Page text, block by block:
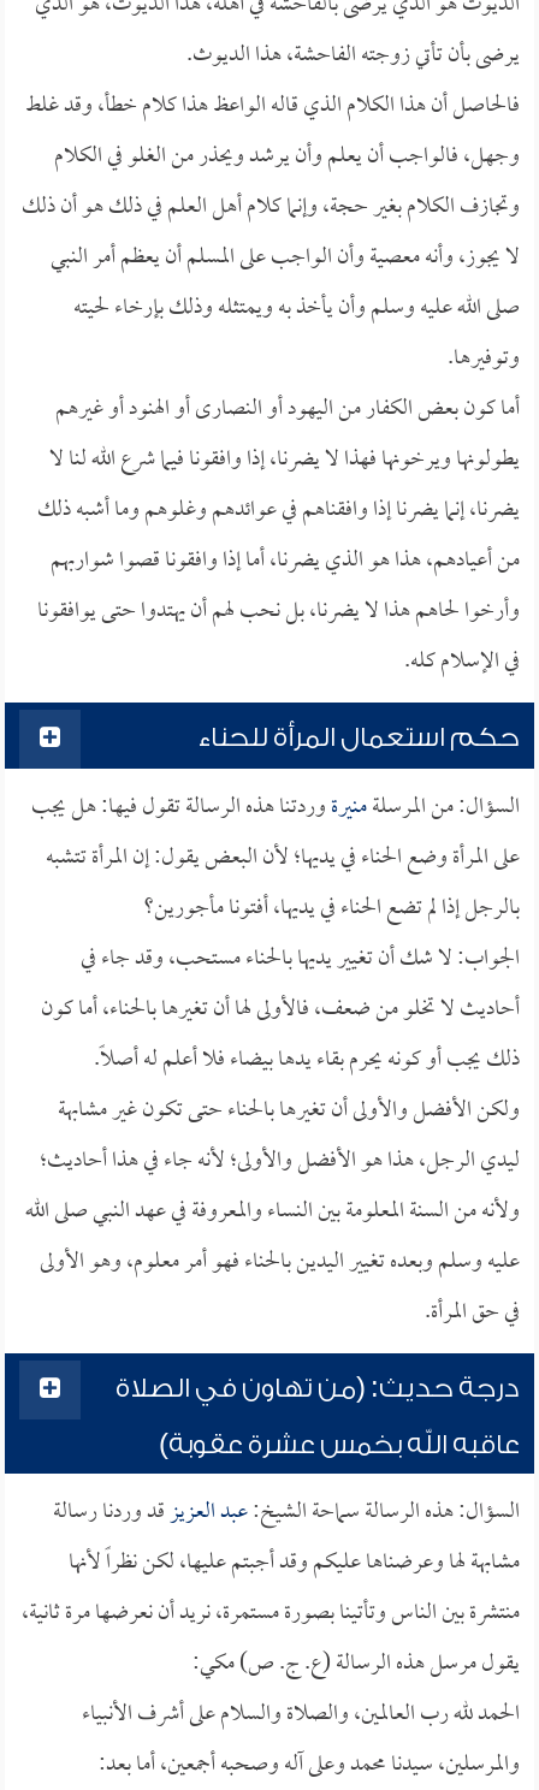
يرضى بأن تأتي زوجته الفاحشة، هذا الديوث.
فالحاصل أن هذا الكلام الذي قاله الواعظ هذا كلام خطأ، وقد غلط
وجهل، فالواجب أن يعلم وأن يرشد ويحذر من الغلو في الكلام
وتجازف الكلام بغير حجة، وإنما كلام أهل العلم في ذلك هو أن ذلك
لا يجوز، وأنه معصية وأن الواجب على المسلم أن يعظم أمر النبي
صلى الله عليه وسلم وأن يأخذ به ويمتثله وذلك بإرخاء لحيته
وتوفيرها.
أما كون بعض الكفار من اليهود أو النصارى أو الهنود أو غيرهم
يطولونها ويرخونها فهذا لا يضرنا، إذا وافقونا فيما شرع الله لنا لا
يضرنا، إنما يضرنا إذا وافقناهم في عوائدهم وغلوهم وما أشبه ذلك
من أعيادهم، هذا هو الذي يضرنا، أما إذا وافقونا قصوا شواربهم
وأرخوا لحاهم هذا لا يضرنا، بل نحب لهم أن يهتدوا حتى يوافقونا
في الإسلام كله.
حكم استعمال المرأة للحناء
السؤال: من المرسلةمنيرةوردتنا هذه الرسالة تقول فيها: هل يجب
على المرأة وضع الحناء في يديها؛ لأن البعض يقول: إن المرأة تتشبه
بالرجل إذا لم تضع الحناء في يديها، أفتونا مأجورين؟
الجواب: لا شك أن تغيير يديها بالحناء مستحب، وقد جاء في
أحاديث لا تخلو من ضعف، فالأولى لها أن تغيرها بالحناء، أما كون
ذلك يجب أو كونه يحرم بقاء يدها بيضاء فلا أعلم له أصلاً.
ولكن الأفضل والأولى أن تغيرها بالحناء حتى تكون غير مشابهة
ليدي الرجل، هذا هو الأفضل والأولى؛ لأنه جاء في هذا أحاديث؛
ولأنه من السنة المعلومة بين النساء والمعروفة في عهد النبي صلى الله
عليه وسلم وبعده تغيير اليدين بالحناء فهو أمر معلوم، وهو الأولى
في حق المرأة.
درجة حديث: (من تهاون في الصلاة
عاقبه الله بخمس عشرة عقوبة)
السؤال: هذه الرسالة سماحة الشيخ:عبد العزيزقد وردنا رسالة
مشابهة لها وعرضناها عليكم وقد أجبتم عليها، لكن نظراً لأنها
منتشرة بين الناس وتأتينا بصورة مستمرة، نريد أن نعرضها مرة ثانية،
يقول مرسل هذه الرسالة (ع. ج. ص) مكي:
الحمد لله رب العالمين، والصلاة والسلام على أشرف الأنبياء
والمرسلين، سيدنا محمد وعلى آله وصحبه أجمعين، أما بعد: